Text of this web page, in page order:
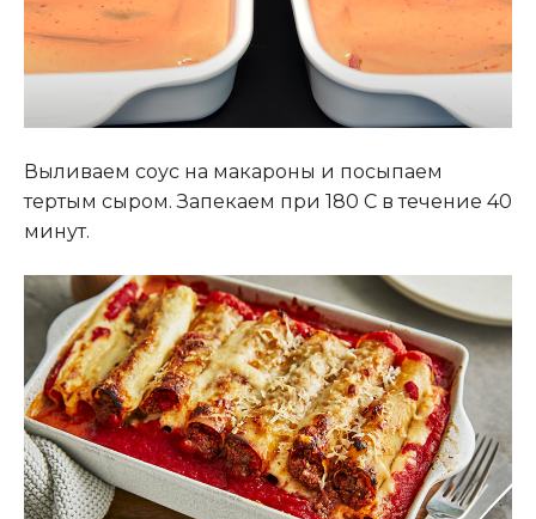
Выливаем соус на макароны и посыпаем
тертым сыром. Запекаем при 180 С в течение 40
минут.